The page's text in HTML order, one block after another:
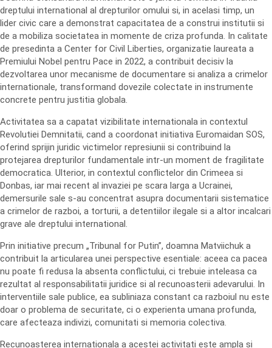
dreptului international al drepturilor omului si, in acelasi timp, un
lider civic care a demonstrat capacitatea de a construi institutii si
de a mobiliza societatea in momente de criza profunda. In calitate
de presedinta a Center for Civil Liberties, organizatie laureata a
Premiului Nobel pentru Pace in 2022, a contribuit decisiv la
dezvoltarea unor mecanisme de documentare si analiza a crimelor
internationale, transformand dovezile colectate in instrumente
concrete pentru justitia globala.
Activitatea sa a capatat vizibilitate internationala in contextul
Revolutiei Demnitatii, cand a coordonat initiativa Euromaidan SOS,
oferind sprijin juridic victimelor represiunii si contribuind la
protejarea drepturilor fundamentale intr-un moment de fragilitate
democratica. Ulterior, in contextul conflictelor din Crimeea si
Donbas, iar mai recent al invaziei pe scara larga a Ucrainei,
demersurile sale s-au concentrat asupra documentarii sistematice
a crimelor de razboi, a torturii, a detentiilor ilegale si a altor incalcari
grave ale dreptului international.
Prin initiative precum „Tribunal for Putin”, doamna Matviichuk a
contribuit la articularea unei perspective esentiale: aceea ca pacea
nu poate fi redusa la absenta conflictului, ci trebuie inteleasa ca
rezultat al responsabilitatii juridice si al recunoasterii adevarului. In
interventiile sale publice, ea subliniaza constant ca razboiul nu este
doar o problema de securitate, ci o experienta umana profunda,
care afecteaza indivizi, comunitati si memoria colectiva.
Recunoasterea internationala a acestei activitati este ampla si